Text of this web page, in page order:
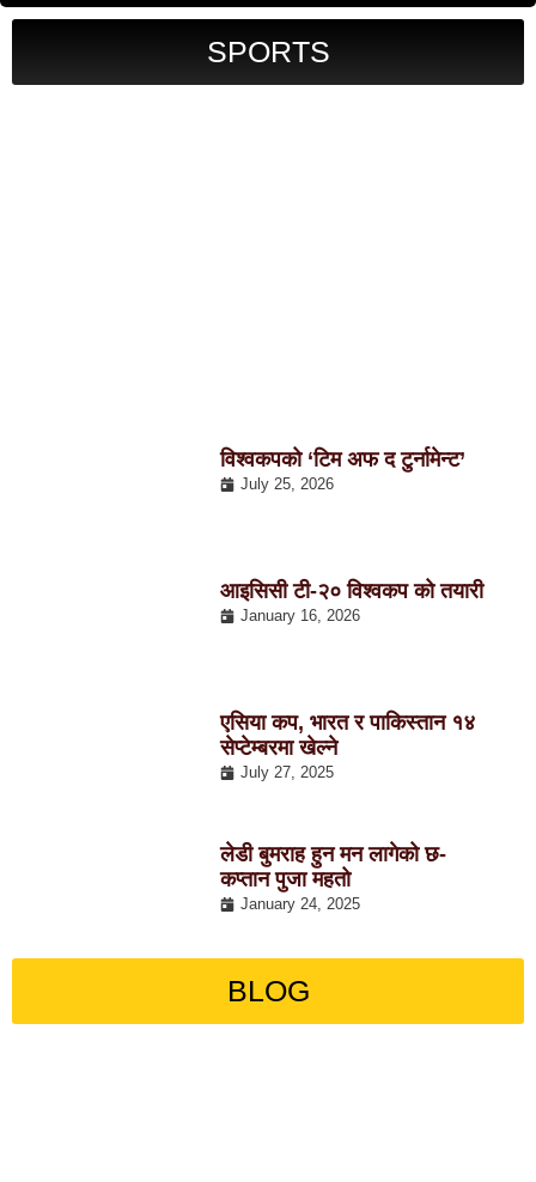
SPORTS
विश्वकपको ‘टिम अफ द टुर्नामेन्ट’
July 25, 2026
आइसिसी टी-२० विश्वकप को तयारी
January 16, 2026
एसिया कप, भारत र पाकिस्तान १४
सेप्टेम्बरमा खेल्ने
July 27, 2025
लेडी बुमराह हुन मन लागेको छ-
कप्तान पुजा महतो
January 24, 2025
BLOG